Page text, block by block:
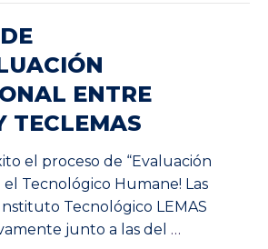
ENTRE
TECLEMAS
el proceso de “Evaluación
Tecnológico Humane! Las
Tecnológico LEMAS
junto a las del …